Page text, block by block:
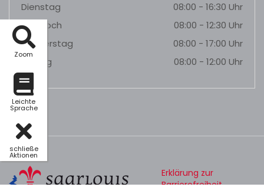
Zoom
Leichte
Sprache
schließe
Aktionen
Dienstag
08:00 - 16:30 Uhr
Mittwoch
08:00 - 12:30 Uhr
Donnerstag
08:00 - 17:00 Uhr
Freitag
08:00 - 12:00 Uhr
Erklärung zur
Barrierefreiheit